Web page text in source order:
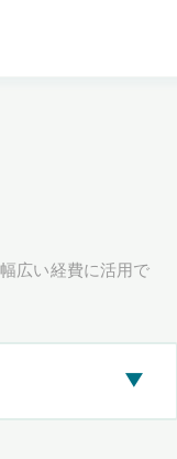
広い経費に活用で
▶